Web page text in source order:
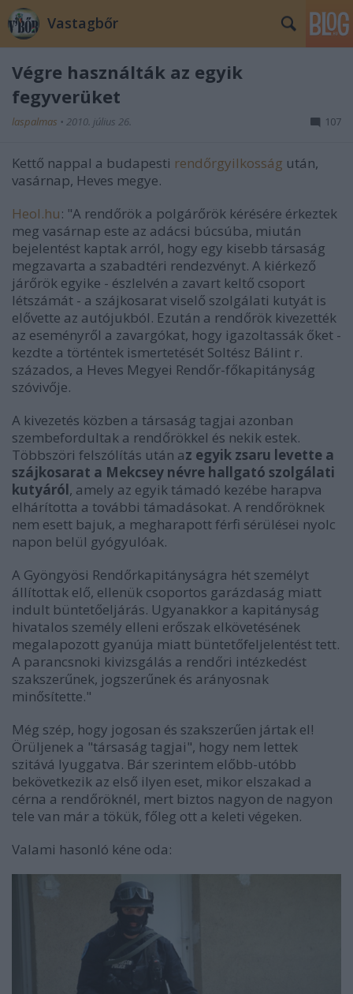
Vastagbőr
Végre használták az egyik
fegyverüket
laspalmas • 2010. július 26. 107
Kettő nappal a budapesti rendőrgyilkosság után,
vasárnap, Heves megye.
Heol.hu: "A rendőrök a polgárőrök kérésére érkeztek
meg vasárnap este az adácsi búcsúba, miután
bejelentést kaptak arról, hogy egy kisebb társaság
megzavarta a szabadtéri rendezvényt. A kiérkező
járőrök egyike - észlelvén a zavart keltő csoport
létszámát - a szájkosarat viselő szolgálati kutyát is
elővette az autójukból. Ezután a rendőrök kivezették
az eseményről a zavargókat, hogy igazoltassák őket -
kezdte a történtek ismertetését Soltész Bálint r.
százados, a Heves Megyei Rendőr-főkapitányság
szóvivője.
A kivezetés közben a társaság tagjai azonban
szembefordultak a rendőrökkel és nekik estek.
Többszöri felszólítás után az egyik zsaru levette a
szájkosarat a Mekcsey névre hallgató szolgálati
kutyáról, amely az egyik támadó kezébe harapva
elhárította a további támadásokat. A rendőröknek
nem esett bajuk, a megharapott férfi sérülései nyolc
napon belül gyógyulóak.
A Gyöngyösi Rendőrkapitányságra hét személyt
állítottak elő, ellenük csoportos garázdaság miatt
indult büntetőeljárás. Ugyanakkor a kapitányság
hivatalos személy elleni erőszak elkövetésének
megalapozott gyanúja miatt büntetőfeljelentést tett.
A parancsnoki kivizsgálás a rendőri intézkedést
szakszerűnek, jogszerűnek és arányosnak
minősítette."
Még szép, hogy jogosan és szakszerűen jártak el!
Örüljenek a "társaság tagjai", hogy nem lettek
szitává lyuggatva. Bár szerintem előbb-utóbb
bekövetkezik az első ilyen eset, mikor elszakad a
cérna a rendőröknél, mert biztos nagyon de nagyon
tele van már a tökük, főleg ott a keleti végeken.
Valami hasonló kéne oda: